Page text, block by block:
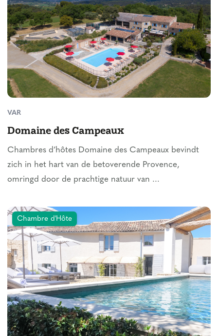
VAR
Domaine des Campeaux
Chambres d’hôtes Domaine des Campeaux bevindt
zich in het hart van de betoverende Provence,
omringd door de prachtige natuur van ...
Chambre d'Hôte